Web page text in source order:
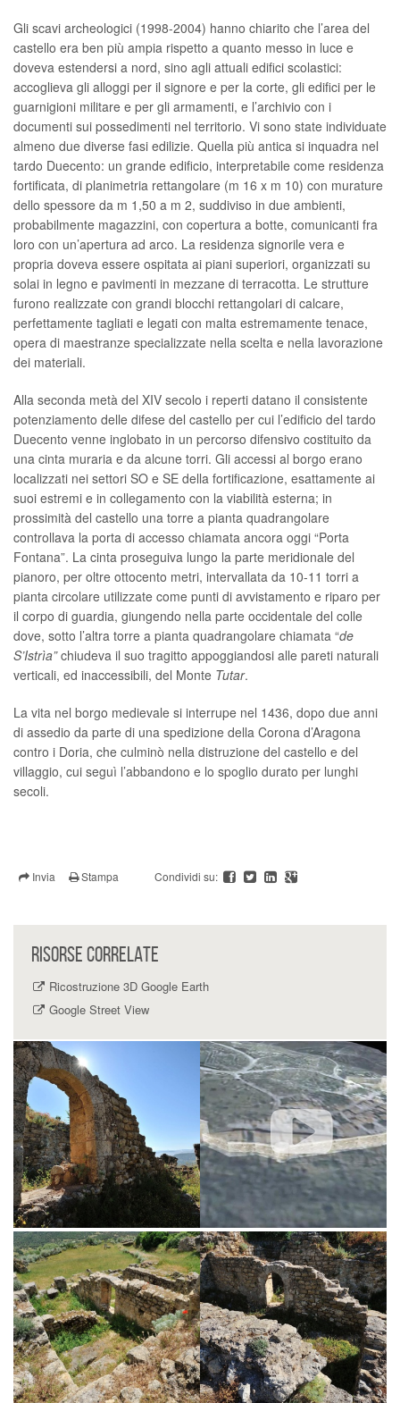
Gli scavi archeologici (1998-2004) hanno chiarito che l’area del
castello era ben più ampia rispetto a quanto messo in luce e
doveva estendersi a nord, sino agli attuali edifici scolastici:
accoglieva gli alloggi per il signore e per la corte, gli edifici per le
guarnigioni militare e per gli armamenti, e l’archivio con i
documenti sui possedimenti nel territorio. Vi sono state individuate
almeno due diverse fasi edilizie. Quella più antica si inquadra nel
tardo Duecento: un grande edificio, interpretabile come residenza
fortificata, di planimetria rettangolare (m 16 x m 10) con murature
dello spessore da m 1,50 a m 2, suddiviso in due ambienti,
probabilmente magazzini, con copertura a botte, comunicanti fra
loro con un’apertura ad arco. La residenza signorile vera e
propria doveva essere ospitata ai piani superiori, organizzati su
solai in legno e pavimenti in mezzane di terracotta. Le strutture
furono realizzate con grandi blocchi rettangolari di calcare,
perfettamente tagliati e legati con malta estremamente tenace,
opera di maestranze specializzate nella scelta e nella lavorazione
dei materiali.
Alla seconda metà del XIV secolo i reperti datano il consistente
potenziamento delle difese del castello per cui l’edificio del tardo
Duecento venne inglobato in un percorso difensivo costituito da
una cinta muraria e da alcune torri. Gli accessi al borgo erano
localizzati nei settori SO e SE della fortificazione, esattamente ai
suoi estremi e in collegamento con la viabilità esterna; in
prossimità del castello una torre a pianta quadrangolare
controllava la porta di accesso chiamata ancora oggi “Porta
Fontana”. La cinta proseguiva lungo la parte meridionale del
pianoro, per oltre ottocento metri, intervallata da 10-11 torri a
pianta circolare utilizzate come punti di avvistamento e riparo per
il corpo di guardia, giungendo nella parte occidentale del colle
dove, sotto l’altra torre a pianta quadrangolare chiamata “de
S’Istrìa”chiudeva il suo tragitto appoggiandosi alle pareti naturali
verticali, ed inaccessibili, del Monte Tutar.
La vita nel borgo medievale si interrupe nel 1436, dopo due anni
di assedio da parte di una spedizione della Corona d’Aragona
contro i Doria, che culminò nella distruzione del castello e del
villaggio, cui seguì l’abbandono e lo spoglio durato per lunghi
secoli.
Invia Stampa Condividi su:
RISORSE CORRELATE
Ricostruzione 3D Google Earth
Google Street View